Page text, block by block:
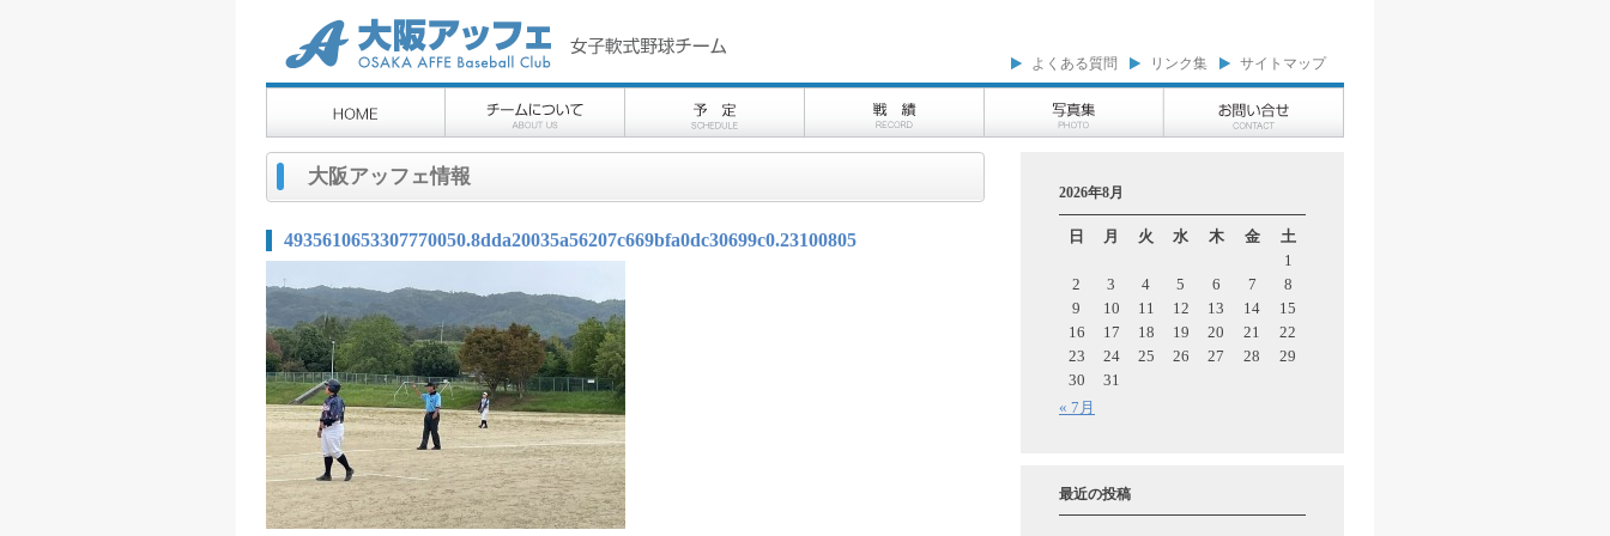
よくある質問 リンク集 サイトマップ
大阪アッフェ情報
4935610653307770050.8dda20035a56207c669bfa0dc30699c0.23100805
2026年8月
日 月 火 水 木 金 土
« 7月
1
2
3 4 5 6 7
8
9
10 11 12 13 14
15
16
17 18 19 20 21
22
23
24 25 26 27 28
29
30
31
最近の投稿